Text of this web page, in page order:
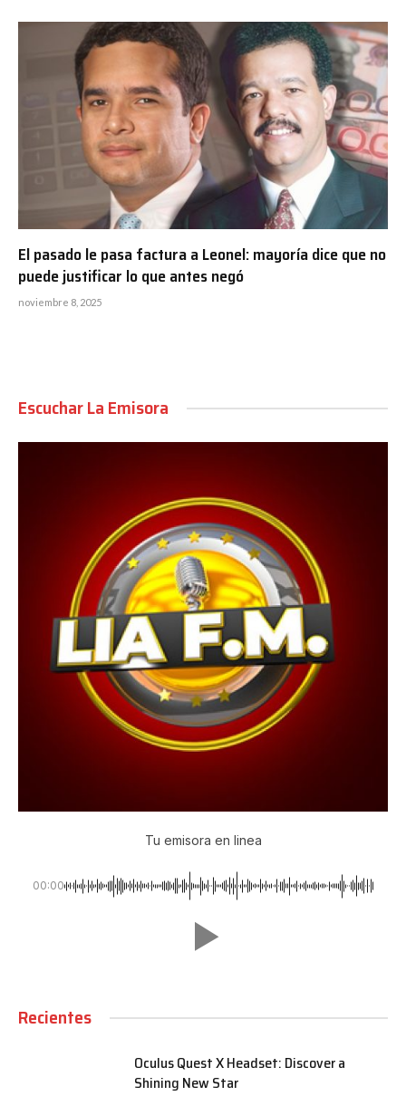
El pasado le pasa factura a Leonel: mayoría dice que no
puede justificar lo que antes negó
noviembre 8, 2025
Escuchar La Emisora
Tu emisora en linea
00:00
Recientes
Oculus Quest X Headset: Discover a
Shining New Star